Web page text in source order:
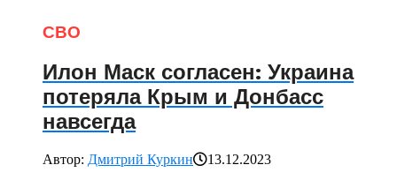
СВО
Илон Маск согласен: Украина
потеряла Крым и Донбасс
навсегда
Автор: Дмитрий Куркин
13.12.2023